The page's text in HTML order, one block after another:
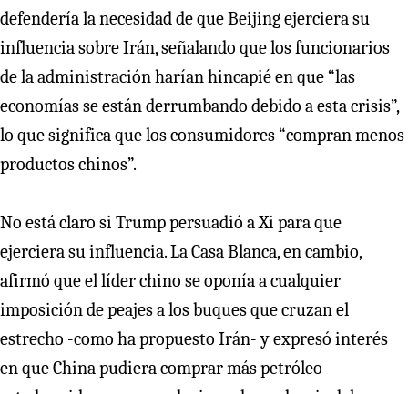
defendería la necesidad de que Beijing ejerciera su
influencia sobre Irán, señalando que los funcionarios
de la administración harían hincapié en que “las
economías se están derrumbando debido a esta crisis”,
lo que significa que los consumidores “compran menos
productos chinos”.
No está claro si Trump persuadió a Xi para que
ejerciera su influencia. La Casa Blanca, en cambio,
afirmó que el líder chino se oponía a cualquier
imposición de peajes a los buques que cruzan el
estrecho -como ha propuesto Irán- y expresó interés
en que China pudiera comprar más petróleo